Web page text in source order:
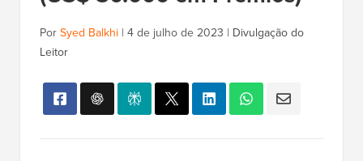
PorSyed Balkhi | 4 de julho de 2023 | Divulgação do
Leitor